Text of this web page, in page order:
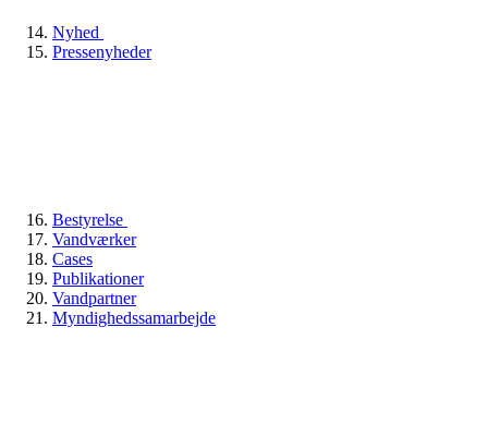
Nyhed
Pressenyheder
Bestyrelse
Vandværker
Cases
Publikationer
Vandpartner
Myndighedssamarbejde